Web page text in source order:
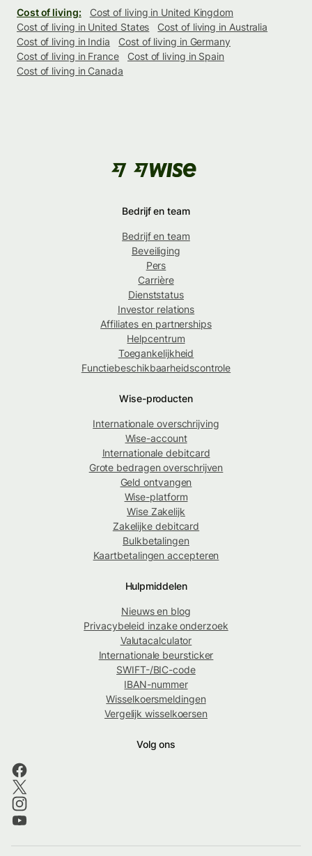
Cost of living:
Cost of living in United Kingdom
Cost of living in United States
Cost of living in Australia
Cost of living in India
Cost of living in Germany
Cost of living in France
Cost of living in Spain
Cost of living in Canada
Bedrijf en team
Bedrijf en team
Beveiliging
Pers
Carrière
Dienststatus
Investor relations
Affiliates en partnerships
Helpcentrum
Toegankelijkheid
Functiebeschikbaarheidscontrole
Wise-producten
Internationale overschrijving
Wise-account
Internationale debitcard
Grote bedragen overschrijven
Geld ontvangen
Wise-platform
Wise Zakelijk
Zakelijke debitcard
Bulkbetalingen
Kaartbetalingen accepteren
Hulpmiddelen
Nieuws en blog
Privacybeleid inzake onderzoek
Valutacalculator
Internationale beursticker
SWIFT-/BIC-code
IBAN-nummer
Wisselkoersmeldingen
Vergelijk wisselkoersen
Volg ons